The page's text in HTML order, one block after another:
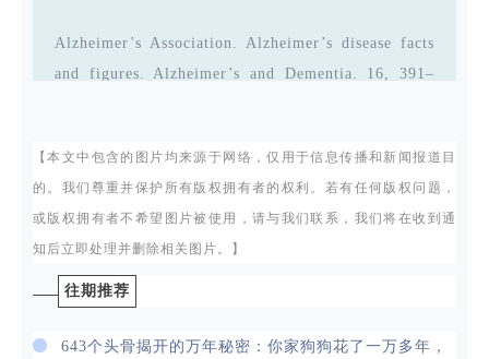
Alzheimer’s Association. Alzheimer’s disease facts
and figures. Alzheimer’s and Dementia. 16, 391–
R. A. Nebel et al., Understanding the impact of sex
and gender in Alzheimer’s disease: A call to action.
Alzheimer’s Dement. 14, 1171–1183 (2018),
https://doi.org/10.1016/j.jalz.2018.04.008.
disease — The gateway to precision medicine. Nat.
【本文中包含的图片均来源于网络，仅用于信息传播和新闻报道目
的。我们尊重并保护所有版权拥有者的权利。若有任何版权问题，
或版权拥有者不希望图片被使用，请与我们联系，我们将在收到通
知后立即处理并删除相关图片。】
往期推荐
643个头骨揭开的万年秘密：你家狗狗花了一万多年，